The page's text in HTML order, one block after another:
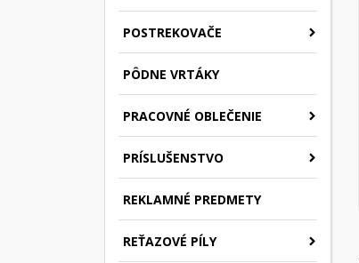
POSTREKOVAČE
PÔDNE VRTÁKY
PRACOVNÉ OBLEČENIE
PRÍSLUŠENSTVO
REKLAMNÉ PREDMETY
REŤAZOVÉ PÍLY